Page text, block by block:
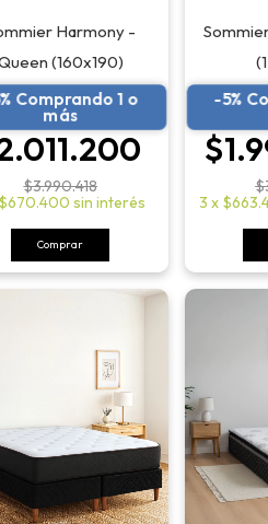
Harmony -
(160x190)
Comprando 1 o
más
$3.990.418
$670.400 sin interés
Comprar
-5%
3 x